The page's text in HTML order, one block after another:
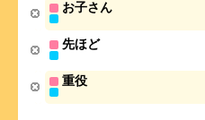
お子さん
先ほど
重役